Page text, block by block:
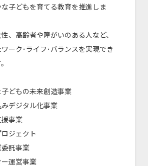
子どもを育てる教育を推進しま
、高齢者や障がいのある人など、
ーク･ライフ･バランスを実現でき
子どもの未来創造事業
デジタル化事業
援事業
ジェクト
委託事業
ー運営事業